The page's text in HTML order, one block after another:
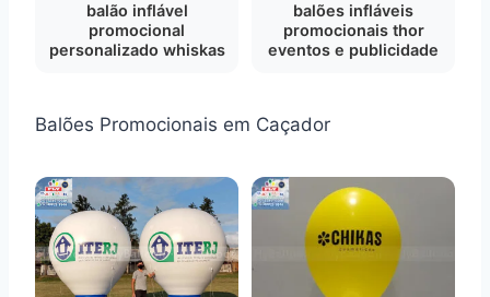
balão inflável
promocional
personalizado whiskas
balões infláveis
promocionais thor
eventos e publicidade
Balões Promocionais em Caçador